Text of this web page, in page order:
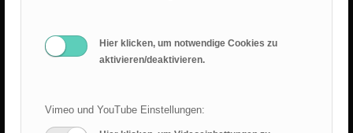
Hier klicken, um notwendige Cookies zu
aktivieren/deaktivieren.
Vimeo und YouTube Einstellungen:
Epheserbrief Teil 4
28. Juni 2026